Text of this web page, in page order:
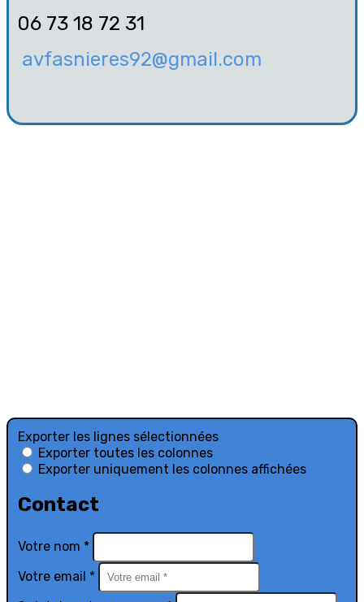
06 73 18 72 31
avfasnieres92@gmail.com